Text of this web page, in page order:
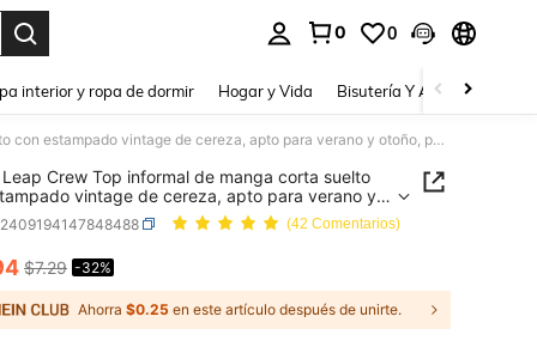
0 0
interior y ropa de dormir Hogar y Vida Bisutería Y Accesorios
SHEIN Leap Crew Top informal de manga corta suelto con estampado vintage de cereza, apto para verano y otoño, para adolescentes
Leap Crew Top informal de manga corta suelto
vintage de cereza, apto para verano y
adolescentes
(42 Comentarios)
AND AVAILABILITY
$7.29 -32%
Ahorra $0.25 en este artículo después de unirte.